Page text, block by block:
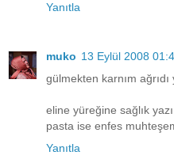
Yanıtla
muko 13 Eylül 2008
gülmekten karnım
eline yüreğine sağlık
pasta ise enfes
Yanıtla